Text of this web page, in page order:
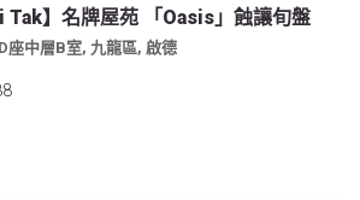
Tak】名牌屋苑 「Oasis」蝕讓旬盤
座中層B室, 九龍區, 啟德